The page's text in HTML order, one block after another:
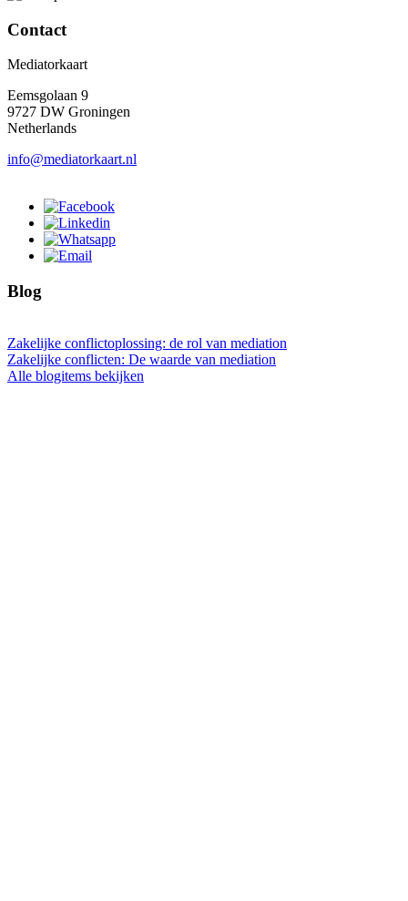
Contact
Mediatorkaart
Eemsgolaan 9
9727 DW Groningen
Netherlands
info@mediatorkaart.nl
Blog
Zakelijke conflictoplossing: de rol van mediation
Zakelijke conflicten: De waarde van mediation
Alle blogitems bekijken